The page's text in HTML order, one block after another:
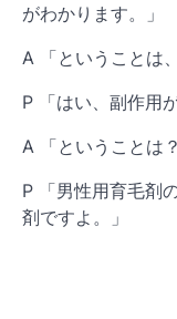
がわかります。」
A 「ということは
P 「はい、副作用
A 「ということは？
P 「男性用育毛剤
剤ですよ。」